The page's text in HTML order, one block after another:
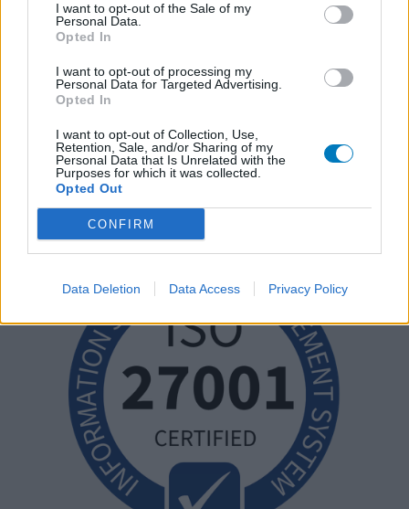
I want to opt-out of the Sale of my
Personal Data.
Opted In
I want to opt-out of processing my
Personal Data for Targeted Advertising.
Opted In
I want to opt-out of Collection, Use,
Retention, Sale, and/or Sharing of my
Personal Data that Is Unrelated with the
Purposes for which it was collected.
Opted Out
CONFIRM
Data Deletion Data Access Privacy Policy